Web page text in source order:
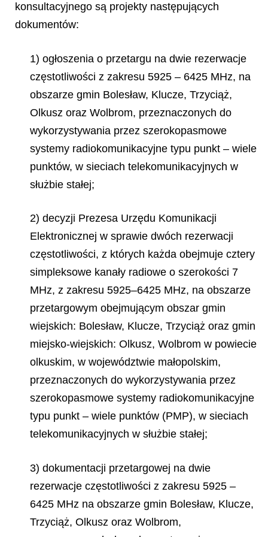
konsultacyjnego są projekty następujących
dokumentów:
1) ogłoszenia o przetargu na dwie rezerwacje
częstotliwości z zakresu 5925 – 6425 MHz, na
obszarze gmin Bolesław, Klucze, Trzyciąż,
Olkusz oraz Wolbrom, przeznaczonych do
wykorzystywania przez szerokopasmowe
systemy radiokomunikacyjne typu punkt – wiele
punktów, w sieciach telekomunikacyjnych w
służbie stałej;
2) decyzji Prezesa Urzędu Komunikacji
Elektronicznej w sprawie dwóch rezerwacji
częstotliwości, z których każda obejmuje cztery
simpleksowe kanały radiowe o szerokości 7
MHz, z zakresu 5925–6425 MHz, na obszarze
przetargowym obejmującym obszar gmin
wiejskich: Bolesław, Klucze, Trzyciąż oraz gmin
miejsko-wiejskich: Olkusz, Wolbrom w powiecie
olkuskim, w województwie małopolskim,
przeznaczonych do wykorzystywania przez
szerokopasmowe systemy radiokomunikacyjne
typu punkt – wiele punktów (PMP), w sieciach
telekomunikacyjnych w służbie stałej;
3) dokumentacji przetargowej na dwie
rezerwacje częstotliwości z zakresu 5925 –
6425 MHz na obszarze gmin Bolesław, Klucze,
Trzyciąż, Olkusz oraz Wolbrom,